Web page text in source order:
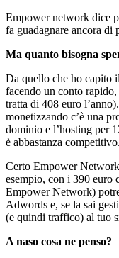
Empower network dice
fa guadagnare ancora di
Ma quanto bisogna
Da quello che ho capito
facendo un conto
tratta di 408 euro
monetizzando c’è una
dominio e l’hosting per
è abbastanza competitivo.
Certo Empower
esempio, con i 390 euro
Empower Network)
Adwords e, se la sai
(e quindi traffico) al tuo
A naso cosa ne penso?